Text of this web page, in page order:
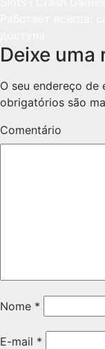
Deixe uma
O seu endereço de
obrigatórios são
Comentário
Nome *
E-mail *